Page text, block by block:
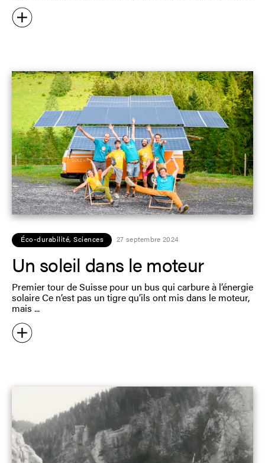
Éco-durabilité, Sciences 27 septembre 2024
Un soleil dans le moteur
Premier tour de Suisse pour un bus qui carbure à l’énergie
solaire Ce n’est pas un tigre qu’ils ont mis dans le moteur,
mais